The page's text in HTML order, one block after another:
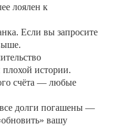
лоялен к
Если вы запросите
истории.
счёта — любые
все долги погашены —
вашу